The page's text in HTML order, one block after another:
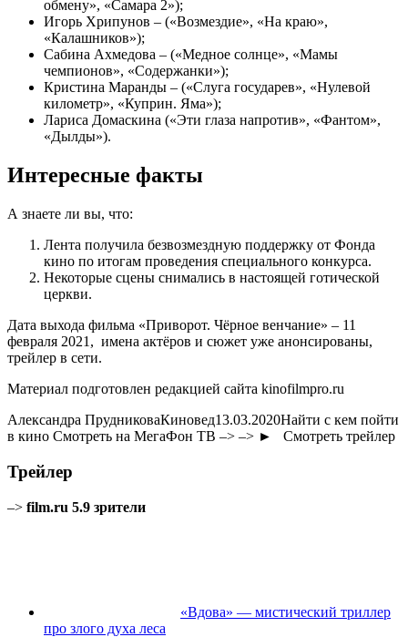
обмену», «Самара 2»);
Игорь Хрипунов – («Возмездие», «На краю»,
«Калашников»);
Сабина Ахмедова – («Медное солнце», «Мамы
чемпионов», «Содержанки»);
Кристина Маранды – («Слуга государев», «Нулевой
километр», «Куприн. Яма»);
Лариса Домаскина («Эти глаза напротив», «Фантом»,
«Дылды»).
Интересные факты
А знаете ли вы, что:
Лента получила безвозмездную поддержку от Фонда
кино по итогам проведения специального конкурса.
Некоторые сцены снимались в настоящей готической
церкви.
Дата выхода фильма «Приворот. Чёрное венчание» – 11
февраля 2021, имена актёров и сюжет уже анонсированы,
трейлер в сети.
Материал подготовлен редакцией сайта kinofilmpro.ru
Александра ПрудниковаКиновед13.03.2020Найти с кем пойти
в кино Смотреть на МегаФон ТВ –> –> ► Смотреть трейлер
Трейлер
–> film.ru 5.9 зрители
«Вдова» — мистический триллер
про злого духа леса